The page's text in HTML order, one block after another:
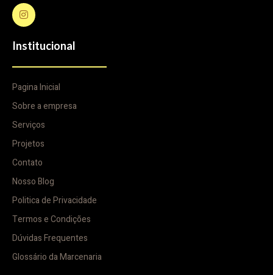
Institucional
Pagina Inicial
Sobre a empresa
Serviços
Projetos
Contato
Nosso Blog
Politica de Privacidade
Termos e Condições
Dúvidas Frequentes
Glossário da Marcenaria